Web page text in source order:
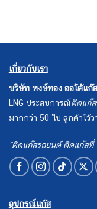
เกี่ยวกับเรา
บริษัท หงษ์ทอง ออโต้แก๊
LNG ประสบการณ์ติดแก๊ส
มากกว่า 50 ใบ ลูกค้าไว้
"ติดแก๊สรถยนต์ ติดแก๊สที่
อุปกรณ์แก๊ส